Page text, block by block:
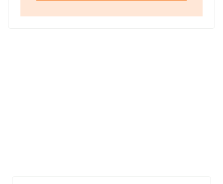
hasta 17 millones de euros. Finalmente, para completar